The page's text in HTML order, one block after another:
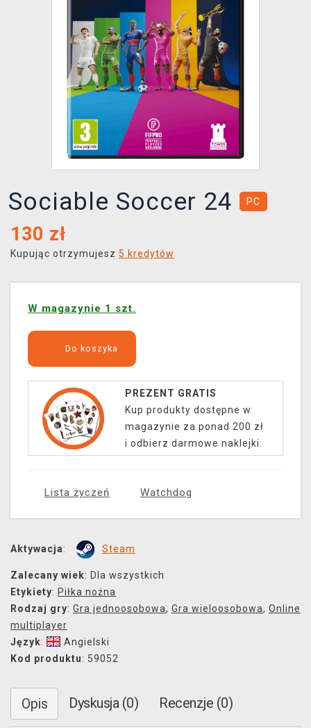
Sociable Soccer 24 PC
130 zł
Kupując otrzymujesz 5 kredytów
W magazynie 1 szt.
Do koszyka
PREZENT GRATIS
Kup produkty dostępne w
magazynie za ponad 200 zł
i odbierz darmowe naklejki.
Lista życzeń Watchdog
Aktywacja: Steam
Zalecany wiek: Dla wszystkich
Etykiety: Piłka nożna
Rodzaj gry: Gra jednoosobowa, Gra wieloosobowa, Online
multiplayer
Język:
Angielski
Kod produktu: 59052
Opis Dyskusja (0) Recenzje (0)